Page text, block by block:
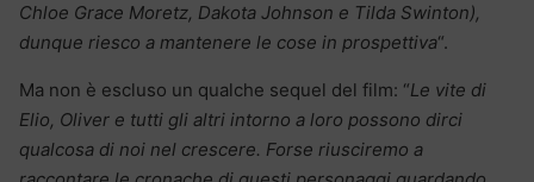
Chloe Grace Moretz, Dakota Johnson e Tilda Swinton),
dunque riesco a mantenere le cose in prospettiva“.
Ma non è escluso un qualche sequel del film: “Le vite di
Elio, Oliver e tutti gli altri intorno a loro possono dirci
qualcosa di noi nel crescere. Forse riusciremo a